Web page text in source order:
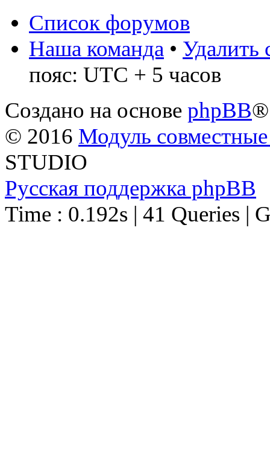
Список форумов
Наша команда • Удалить
пояс: UTC + 5 часов
Создано на основе phpBB®
© 2016 Модуль
STUDIO
Русская поддержка phpBB
Time : 0.192s | 41 Queries |